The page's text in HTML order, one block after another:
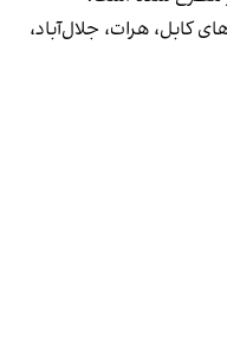
کابل، هرات، جلال‌آباد،